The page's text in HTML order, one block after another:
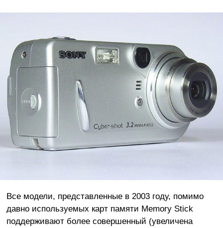
Все модели, представленные в 2003 году, помимо
давно используемых карт памяти Memory Stick
поддерживают более совершенный (увеличена